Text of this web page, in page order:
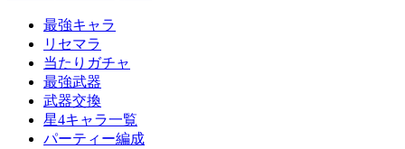
最強キャラ
リセマラ
当たりガチャ
最強武器
武器交換
星4キャラ一覧
パーティー編成